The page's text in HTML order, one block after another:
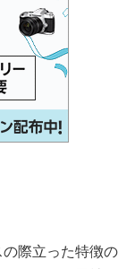
際立った特徴の